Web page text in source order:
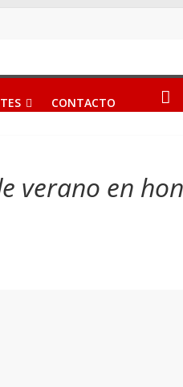
CONTACTO
verano en